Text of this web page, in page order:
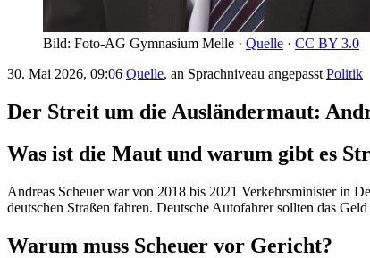
Bild: Foto-AG Gymnasium Melle · Quelle · CC BY 3.0
30. Mai 2026, 09:06 Quelle, an Sprachniveau angepasst Politik
Der Streit um die Ausländermaut:
Was ist die Maut und warum gibt es
Andreas Scheuer war von 2018 bis 2021 Verkehrsminister in
deutschen Straßen fahren. Deutsche Autofahrer sollten das
Warum muss Scheuer vor Gericht?